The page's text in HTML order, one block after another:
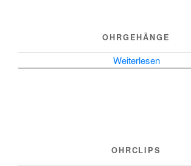
OHRGEHÄNGE
Weiterlesen
OHRCLIPS